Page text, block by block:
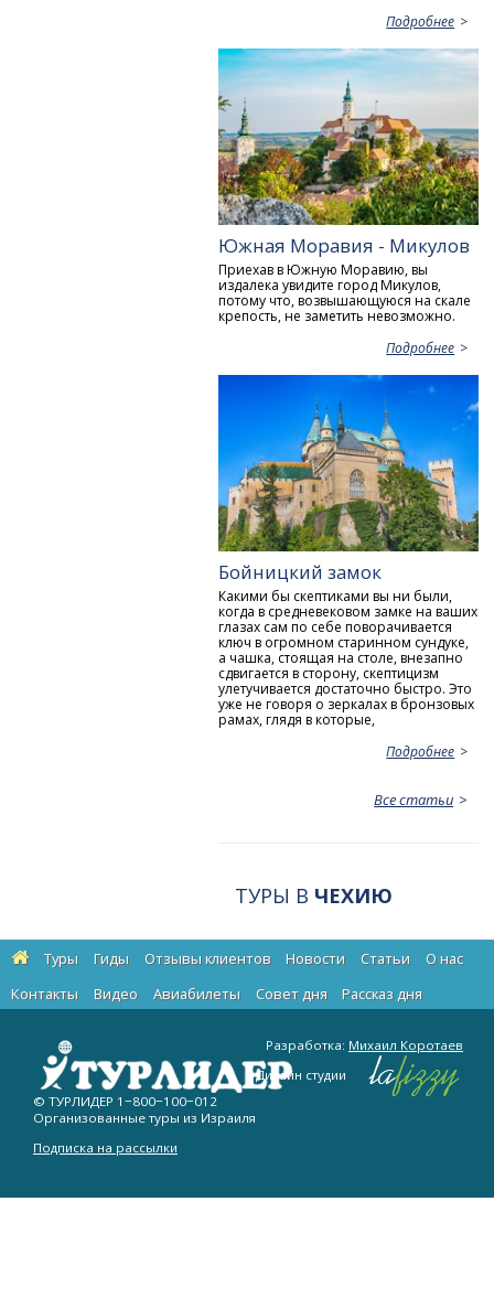
Подробнее
Южная Моравия - Микулов
Приехав в Южную Моравию, вы
издалека увидите город Микулов,
потому что, возвышающуюся на скале
крепость, не заметить невозможно.
Подробнее
Бойницкий замок
Какими бы скептиками вы ни были,
когда в средневековом замке на ваших
глазах сам по себе поворачивается
ключ в огромном старинном сундуке,
а чашка, стоящая на столе, внезапно
сдвигается в сторону, скептицизм
улетучивается достаточно быстро. Это
уже не говоря о зеркалах в бронзовых
рамах, глядя в которые,
Подробнее
Все статьи
ТУРЫ В ЧЕХИЮ
Туры Гиды Отзывы клиентов Новости Статьи
О нас
Контакты
Видео Авиабилеты Cовет дня Рассказ дня
© ТУРЛИДЕР 1−800−100−012
Организованные туры из Израиля
Подписка на рассылки
Разработка: Михаил Коротаев
Дизайн студии